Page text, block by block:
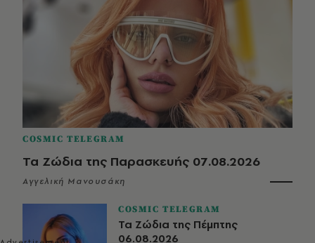
COSMIC TELEGRAM
Τα Ζώδια της Παρασκευής 07.08.2026
Αγγελική Μανουσάκη
COSMIC TELEGRAM
Τα Ζώδια της Πέμπτης
06.08.2026